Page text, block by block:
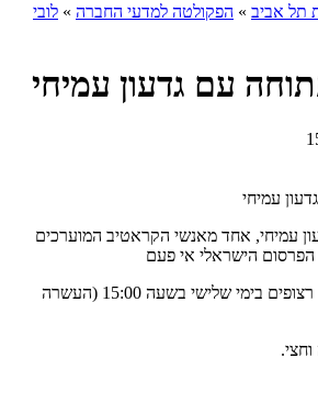
תל אביב » הפקולטה למדעי החברה » לובי
עם גדעון עמיחי
עמיחי, אחד מאנשי הקראטיב המוערכים
הישראלי אי פעם
בסדנה יתקיימו 7 מפגשים רצופים בימי שלישי בשעה 15:00 (העשרה